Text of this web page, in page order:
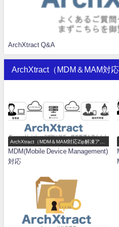
ArchXtract Q&A
ArchXtract（MDM＆MAM対
ArchXtract（MDM＆MAM対応Zip解凍アプ
リ）機能一覧
MDM(Mobile Device Management)
対応